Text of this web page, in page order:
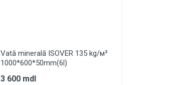
Vată minerală ISOVER 135 kg/м³
1000*600*50mm(6l)
3 600 mdl